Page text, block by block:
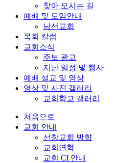
찾아 오시는 길
예배 및 모임안내
남선교회
목회 칼럼
교회소식
주보 광고
지난 일정 및 행사
예배 설교 및 영상
영상 및 사진 갤러리
교회학교 갤러리
처음으로
교회 안내
선창교회 방향
교회연혁
교회 CI 안내